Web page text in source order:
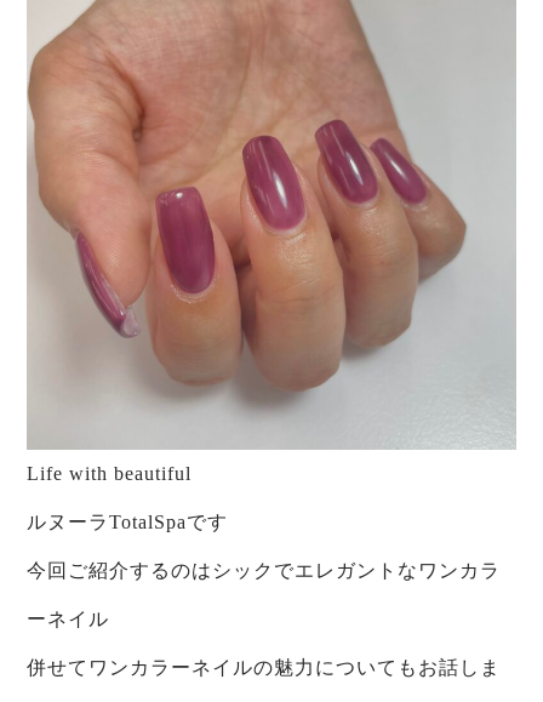
Life with beautiful
ルヌーラTotalSpaです
今回ご紹介するのはシックでエレガントなワンカラ
ーネイル
併せてワンカラーネイルの魅力についてもお話しま